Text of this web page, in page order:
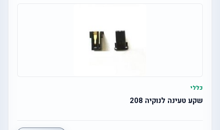
כללי
שקע טעינה לנוקיה 208